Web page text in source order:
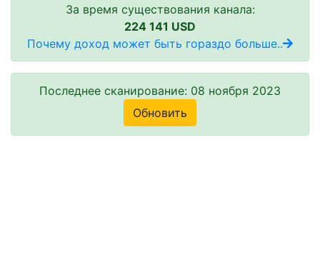
За время существования канала:
224 141 USD
Почему доход может быть гораздо больше..
Последнее сканирование: 08 ноября 2023
Обновить